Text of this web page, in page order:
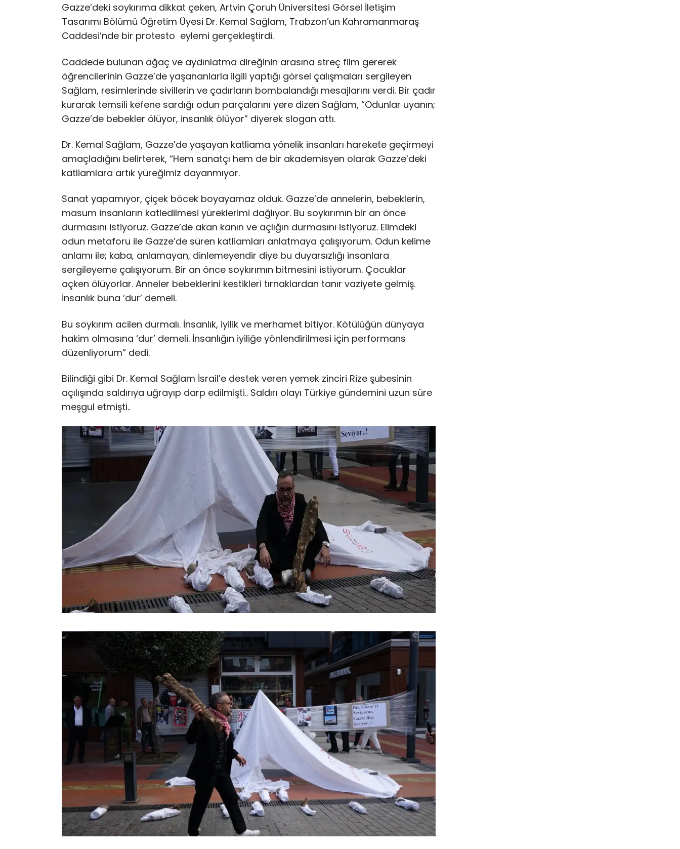
Gazze’deki soykırıma dikkat çeken, Artvin Çoruh Üniversitesi Görsel İletişim
Tasarımı Bölümü Öğretim Üyesi Dr. Kemal Sağlam, Trabzon’un Kahramanmaraş
Caddesi’nde bir protesto eylemi gerçekleştirdi.
Caddede bulunan ağaç ve aydınlatma direğinin arasına streç film gererek
öğrencilerinin Gazze’de yaşananlarla ilgili yaptığı görsel çalışmaları sergileyen
Sağlam, resimlerinde sivillerin ve çadırların bombalandığı mesajlarını verdi. Bir çadır
kurarak temsili kefene sardığı odun parçalarını yere dizen Sağlam, “Odunlar uyanın;
Gazze’de bebekler ölüyor, insanlık ölüyor” diyerek slogan attı.
Dr. Kemal Sağlam, Gazze’de yaşayan katliama yönelik insanları harekete geçirmeyi
amaçladığını belirterek, “Hem sanatçı hem de bir akademisyen olarak Gazze’deki
katliamlara artık yüreğimiz dayanmıyor.
Sanat yapamıyor, çiçek böcek boyayamaz olduk. Gazze’de annelerin, bebeklerin,
masum insanların katledilmesi yüreklerimi dağlıyor. Bu soykırımın bir an önce
durmasını istiyoruz. Gazze’de akan kanın ve açlığın durmasını istiyoruz. Elimdeki
odun metaforu ile Gazze’de süren katliamları anlatmaya çalışıyorum. Odun kelime
anlamı ile; kaba, anlamayan, dinlemeyendir diye bu duyarsızlığı insanlara
sergileyeme çalışıyorum. Bir an önce soykırımın bitmesini istiyorum. Çocuklar
açken ölüyorlar. Anneler bebeklerini kestikleri tırnaklardan tanır vaziyete gelmiş.
İnsanlık buna ‘dur’ demeli.
Bu soykırım acilen durmalı. İnsanlık, iyilik ve merhamet bitiyor. Kötülüğün dünyaya
hakim olmasına ‘dur’ demeli. İnsanlığın iyiliğe yönlendirilmesi için performans
düzenliyorum” dedi.
Bilindiği gibi Dr. Kemal Sağlam İsrail’e destek veren yemek zinciri Rize şubesinin
açılışında saldırıya uğrayıp darp edilmişti.. Saldırı olayı Türkiye gündemini uzun süre
meşgul etmişti..